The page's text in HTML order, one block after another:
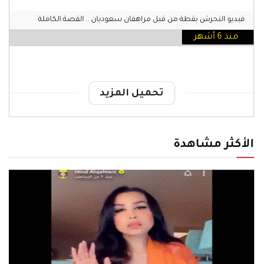
فيديو التحرش بقطة من قبل مراهقان سعوديان .. القصة الكاملة
منذ 6 أشهر
تحميل المزيد
الأكثر مشاهدة